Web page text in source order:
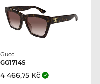
Gucci
GG1714S
4 466,75 Kč